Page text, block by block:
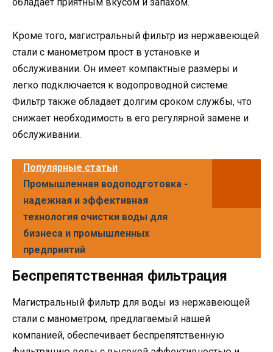
обладает приятным вкусом и запахом.
Кроме того, магистральный фильтр из нержавеющей
стали с манометром прост в установке и
обслуживании. Он имеет компактные размеры и
легко подключается к водопроводной системе.
Фильтр также обладает долгим сроком службы, что
снижает необходимость в его регулярной замене и
обслуживании.
Популярные статьи
Промышленная водоподготовка -
надежная и эффективная
технология очистки воды для
бизнеса и промышленных
предприятий
Беспрепятственная фильтрация
Магистральный фильтр для воды из нержавеющей
стали с манометром, предлагаемый нашей
компанией, обеспечивает беспрепятственную